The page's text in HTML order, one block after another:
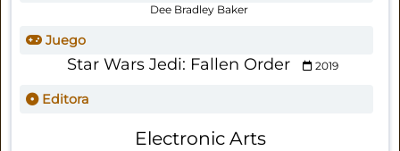
Dee Bradley Baker
Juego
Star Wars Jedi: Fallen Order 2019
Editora
Electronic Arts